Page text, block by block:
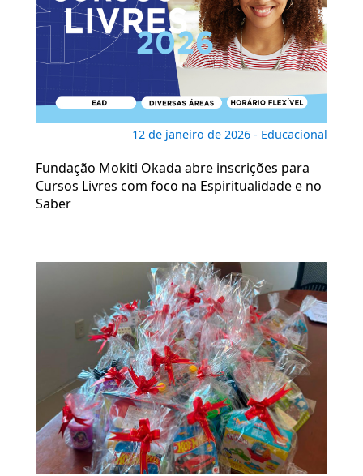
12 de janeiro de 2026 - Educacional
Fundação Mokiti Okada abre inscrições para
Cursos Livres com foco na Espiritualidade e no
Saber